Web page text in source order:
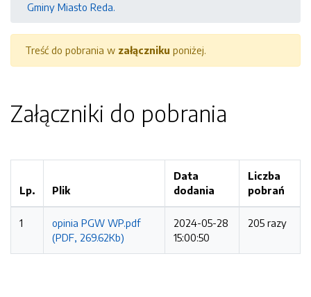
Gminy Miasto Reda.
Treść do pobrania w załączniku poniżej.
Załączniki do pobrania
Lp. Plik
Data
dodania
Liczba
pobrań
1
opinia PGW WP.pdf
(PDF, 269.62Kb)
2024-05-28
15:00:50
205 razy